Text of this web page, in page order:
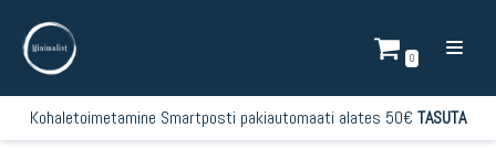
Mine
sisu
0
Kohaletoimetamine Smartposti pakiautomaati alates 50€ TASUTA